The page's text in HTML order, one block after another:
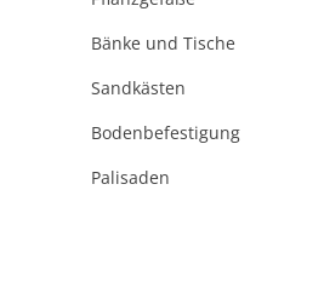
Bänke und Tische
Sandkästen
Bodenbefestigung
Palisaden